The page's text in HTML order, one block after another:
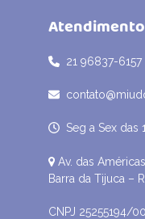
Atendimento
21 96837-6157
Seg a Sex das
Av. das
Barra da Tijuca –
CNPJ 25255194/